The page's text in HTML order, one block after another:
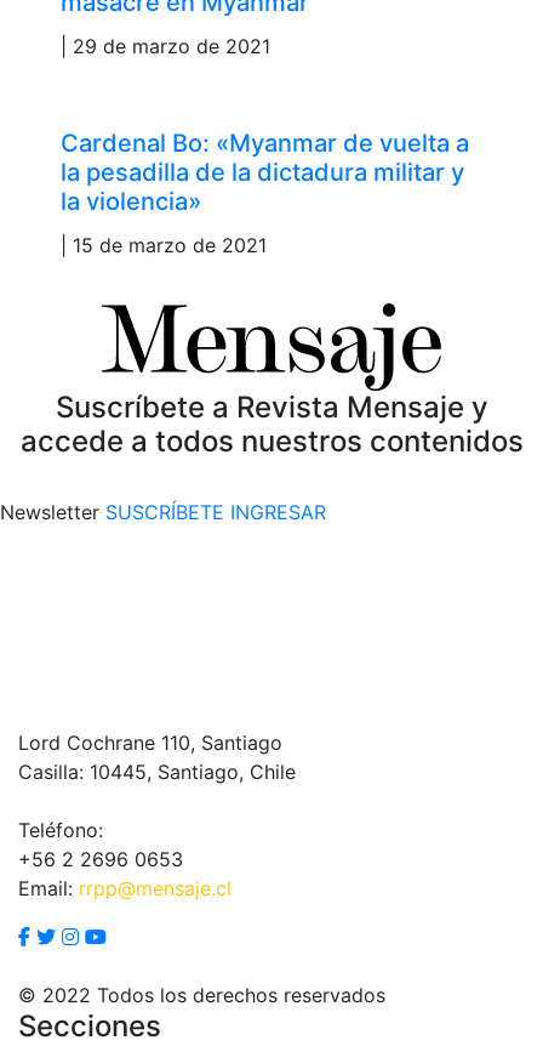
| 29 de marzo de 2021
Cardenal Bo: «Myanmar de vuelta a
la pesadilla de la dictadura militar y
la violencia»
| 15 de marzo de 2021
Suscríbete a Revista Mensaje y
accede a todos nuestros contenidos
Newsletter SUSCRÍBETE INGRESAR
Lord Cochrane 110, Santiago
Casilla: 10445, Santiago, Chile
Teléfono:
+56 2 2696 0653
Email: rrpp@mensaje.cl
© 2022 Todos los derechos reservados
Secciones